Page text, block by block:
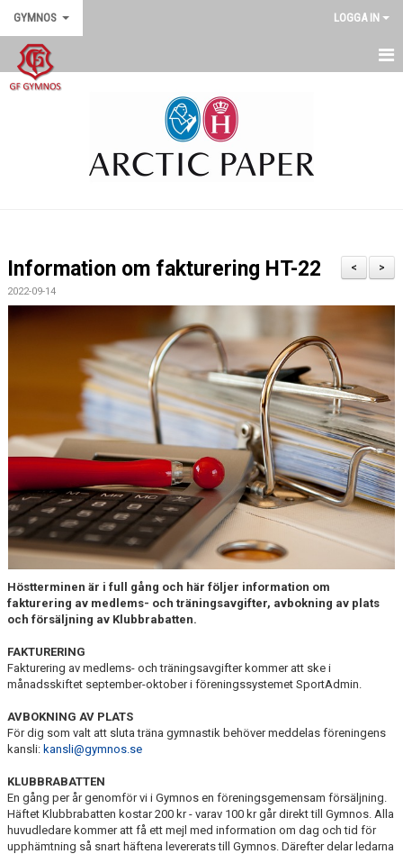
GYMNOS LOGGA IN
GYMNOS
>
<
Information om fakturering HT-22
2022-09-14
Höstterminen är i full gång och här följer information om
fakturering av medlems- och träningsavgifter, avbokning av plats
och försäljning av Klubbrabatten.
FAKTURERING
Fakturering av medlems- och träningsavgifter kommer att ske i
månadsskiftet september-oktober i föreningssystemet SportAdmin.
AVBOKNING AV PLATS
För dig som valt att sluta träna gymnastik behöver meddelas föreningens
kansli: kansli@gymnos.se
KLUBBRABATTEN
En gång per år genomför vi i Gymnos en föreningsgemensam försäljning.
Häftet Klubbrabatten kostar 200 kr - varav 100 kr går direkt till Gymnos. Alla
huvudledare kommer att få ett mejl med information om dag och tid för
upphämtning så snart häftena levererats till Gymnos. Därefter delar ledarna